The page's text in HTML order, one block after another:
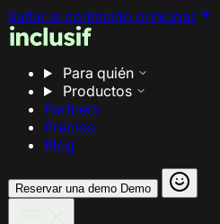
Saltar al contenido principal
Para quién
Productos
Partners
Precios
Blog
Reservar una demo Demo